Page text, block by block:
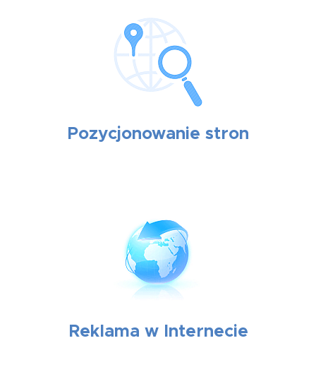
Pozycjonowanie stron
Reklama w Internecie